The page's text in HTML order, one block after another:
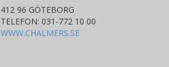
412 96 GÖTEBORG
TELEFON: 031-772 10 00
WWW.CHALMERS.SE